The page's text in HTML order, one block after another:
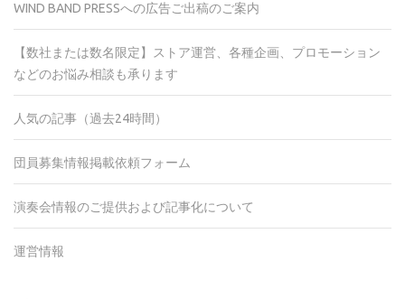
WIND BAND PRESSへの広告ご出稿のご案内
【数社または数名限定】ストア運営、各種企画、プロモーション
などのお悩み相談も承ります
人気の記事（過去24時間）
団員募集情報掲載依頼フォーム
演奏会情報のご提供および記事化について
運営情報